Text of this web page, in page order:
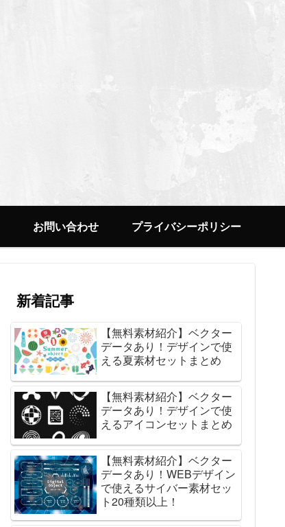
お問い合わせ プライバシーポリシー
新着記事
【無料素材紹介】ベクター
データあり！デザインで使
える夏素材セットまとめ
【無料素材紹介】ベクター
データあり！デザインで使
えるアイコンセットまとめ
【無料素材紹介】ベクター
データあり！WEBデザイン
で使えるサイバー素材セッ
ト20種類以上！